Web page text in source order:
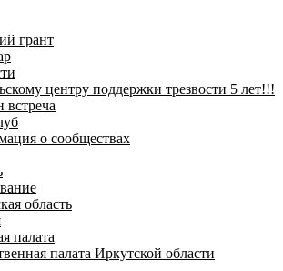
грант
центру поддержки трезвости 5 лет!!!
о сообществах
область
палата
палата Иркутской области